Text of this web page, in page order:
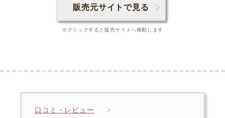
販売元サイトで見る
※クリックすると販売サイトへ移動します
口コミ・レビュー